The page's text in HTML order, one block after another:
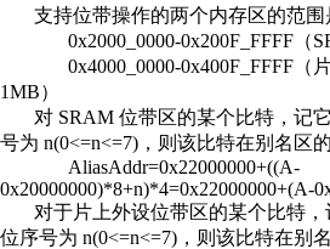
支持位带操作的两个内存区的范围
0x2000_0000‐0x200F_FFFF（
0x4000_0000‐0x400F_FFFF（片
1MB）
对 SRAM 位带区的某个比特，记
号为 n(0<=n<=7)，则该比特在别名区
AliasAddr=0x22000000+((A-
0x20000000)*8+n)*4=0x22000000+(A-
对于片上外设位带区的某个比特，
位序号为 n(0<=n<=7)，则该比特在别